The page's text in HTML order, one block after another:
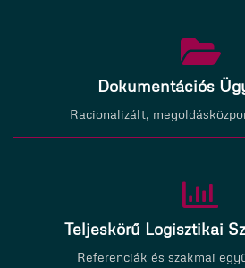
Dokumentációs
Racionalizált,
Teljeskörű Logisztikai
Referenciák és szakmai